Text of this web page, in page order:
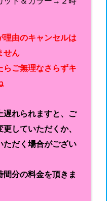
由のキャンセルは
せん
らご無理なさらずキ
れられますと、ご
していただくか、
ただく場合がござい
分の料金を頂きま